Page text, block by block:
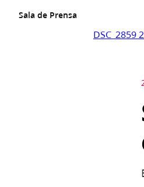
Sala de Prensa
DSC_2859